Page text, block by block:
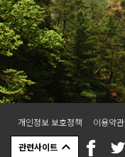
개인정보 보호정책 이용약관
관련사이트